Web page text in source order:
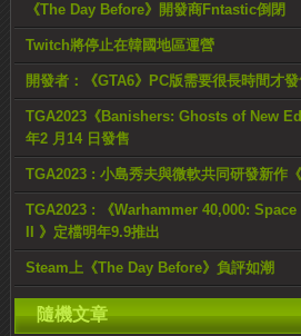
《The Day Before》開發商Fntastic倒閉
Twitch將停止在韓國地區運營
開發者：《GTA6》PC版需要很長時間才發
TGA2023《Banishers: Ghosts of New
年2 月14 日發售
TGA2023 : 小島秀夫與微軟共同研發新作
TGA2023 : 《Warhammer 40,000:
II 》定檔明年9.9推出
Steam上《The Day Before》負評如潮
隨機文章